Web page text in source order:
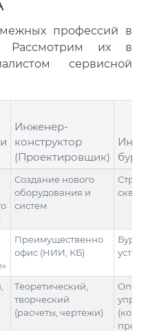
профессий в
Рассмотрим их в
сервисной
Инженер-
конструктор
(Проектировщик)
Создание нового
оборудования и
систем
Преимущественно
офис (НИИ, КБ)
Теоретический,
творческий
(расчеты, чертежи)